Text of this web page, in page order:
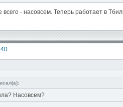
- насовсем. Теперь работает в
Насовсем?